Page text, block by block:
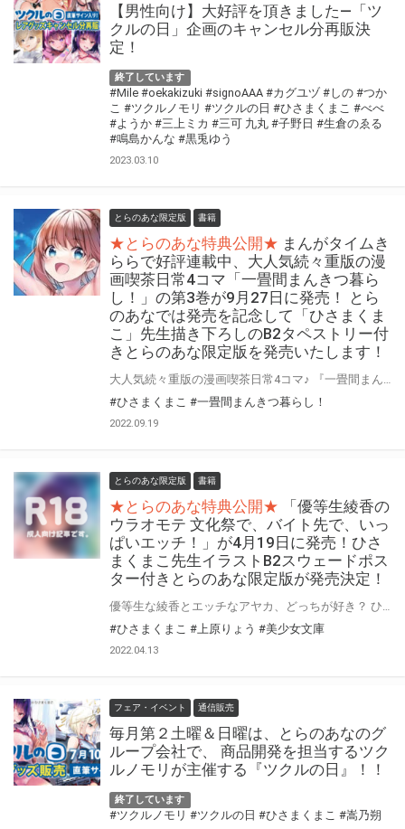
【男性向け】大好評を頂きました―「ツ
クルの日」企画のキャンセル分再販決
定！
終了しています
#Mile #oekakizuki #signoAAA #カグユヅ #しの #つか
こ #ツクルノモリ #ツクルの日 #ひさまくまこ #べべ
#ようか #三上ミカ #三可 九丸 #子野日 #生倉のゑる
#鳴島かんな #黒兎ゆう
2023.03.10
とらのあな限定版 書籍
★とらのあな特典公開★ まんがタイムき
ららで好評連載中、大人気続々重版の漫
画喫茶日常4コマ「一畳間まんきつ暮ら
し！」の第3巻が9月27日に発売！ とら
のあなでは発売を記念して「ひさまくま
こ」先生描き下ろしのB2タペストリー付
きとらのあな限定版を発売いたします！
#ひさまくまこ #一畳間まんきつ暮らし！
2022.09.19
とらのあな限定版 書籍
★とらのあな特典公開★
「優等生綾香の
ウラオモテ 文化祭で、バイト先で、いっ
ぱいエッチ！」が4月19日に発売！ひさ
まくまこ先生イラストB2スウェードポス
ター付きとらのあな限定版が発売決定！
#ひさまくまこ #上原りょう #美少女文庫
2022.04.13
フェア・イベント 通信販売
毎月第２土曜＆日曜は、とらのあなのグ
ループ会社で、 商品開発を担当するツク
ルノモリが主催する『ツクルの日』！！
終了しています
#ツクルノモリ #ツクルの日 #ひさまくまこ #嵩乃朔